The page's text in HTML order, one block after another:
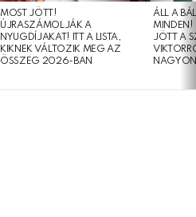
MOST JÖTT!
ÚJRASZÁMOLJÁK A
NYUGDÍJAKAT! ITT A LISTA,
KIKNEK VÁLTOZIK MEG AZ
ÖSSZEG 2026-BAN
ÁLL A
MINDEN!
JÖTT A